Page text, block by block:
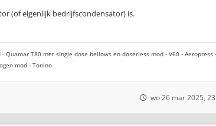
(of eigenlijk bedrijfscondensator) is.
T80 met single dose bellows en doserless mod - V60 - Aeropress -
mod - Tonino
wo 26 mar 2025,